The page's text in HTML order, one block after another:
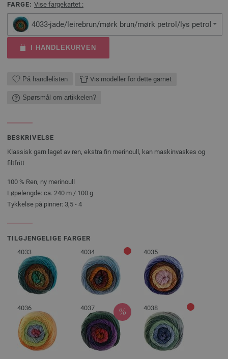
FARGE: Vise fargekartet :
4033-jade/leirebrun/mørk brun/mørk petrol/lys petrol
I HANDLEKURVEN
På handlelisten Vis modeller for dette garnet
Spørsmål om artikkelen?
BESKRIVELSE
Klassisk garn laget av ren, ekstra fin merinoull, kan maskinvaskes og
filtfritt
100 % Ren, ny merinoull
Løpelengde: ca. 240 m / 100 g
Tykkelse på pinner: 3,5 - 4
TILGJENGELIGE FARGER
4033
4034 4035
4036 4037 4038